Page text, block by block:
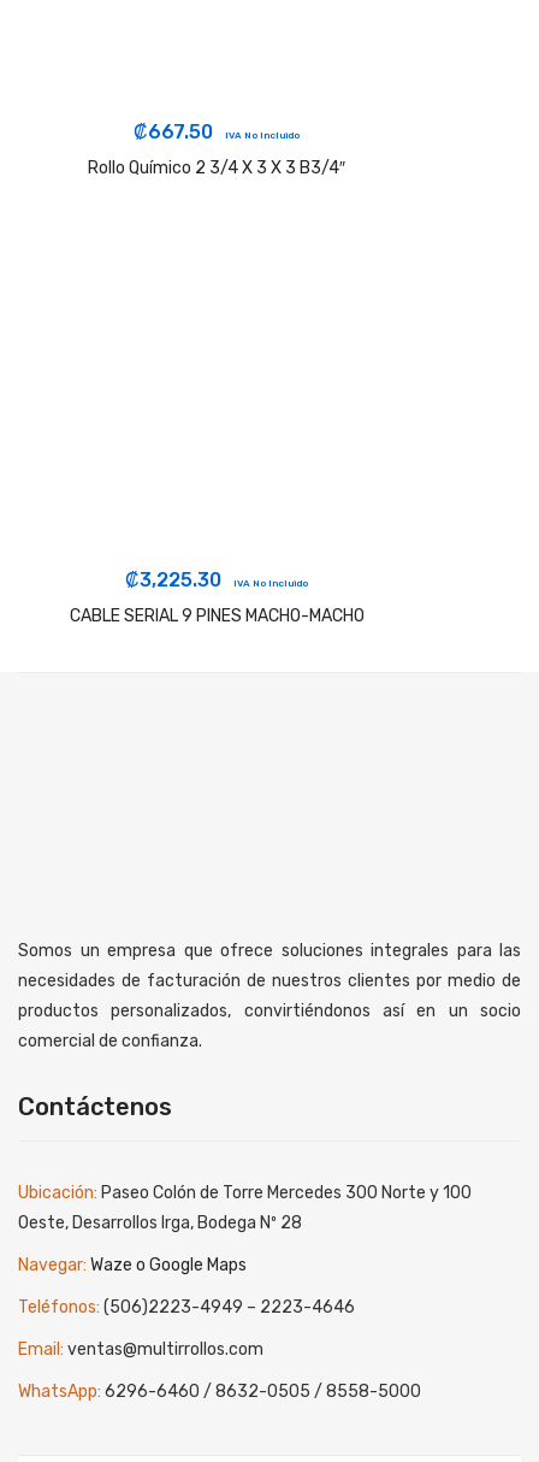
₡667.50 IVA No Incluido
Rollo Químico 2 3/4 X 3 X 3 B3/4″
₡3,225.30 IVA No Incluido
CABLE SERIAL 9 PINES MACHO-MACHO
Somos un empresa que ofrece soluciones integrales para las
necesidades de facturación de nuestros clientes por medio de
productos personalizados, convirtiéndonos así en un socio
comercial de confianza.
Contáctenos
Ubicación: Paseo Colón de Torre Mercedes 300 Norte y 100
Oeste, Desarrollos Irga, Bodega Nº 28
Navegar: Waze o Google Maps
Teléfonos: (506)2223-4949 – 2223-4646
Email: ventas@multirrollos.com
WhatsApp: 6296-6460 / 8632-0505 / 8558-5000